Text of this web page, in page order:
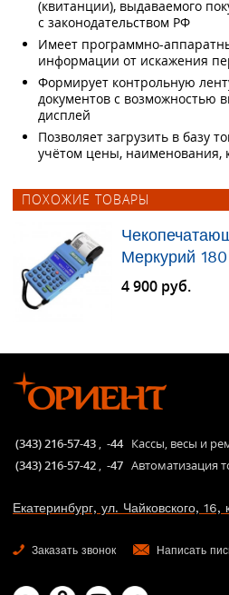
(квитанции), выдаваемого
с законодательством РФ
Имеет программно-
информации от искажения
Формирует контрольную
документов с возможностью
дисплей
Позволяет загрузить в базу
учётом цены, наименования,
ПОХОЖИЕ ТОВАРЫ
Меркурий 180
4 900 руб.
(343) 216-57-43 , -44 Кассы, весы и
(343) 216-57-42 , -47 Автоматизация
Екатеринбург, ул. Чайковского, 16,
Заказать звонок Написать